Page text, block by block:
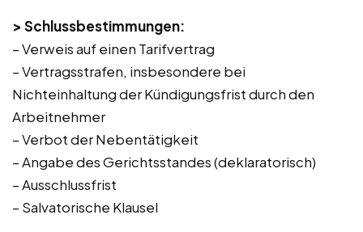
> Schlussbestimmungen:
– Verweis auf einen Tarifvertrag
– Vertragsstrafen, insbesondere bei
Nichteinhaltung der Kündigungsfrist durch den
Arbeitnehmer
– Verbot der Nebentätigkeit
– Angabe des Gerichtsstandes (deklaratorisch)
– Ausschlussfrist
– Salvatorische Klausel